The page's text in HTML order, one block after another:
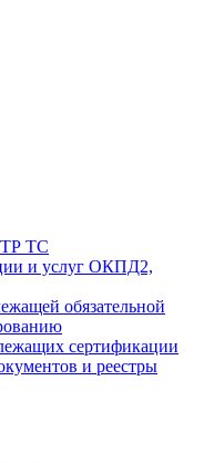
ТР ТС
и услуг ОКПД2,
обязательной
сертификации
и реестры